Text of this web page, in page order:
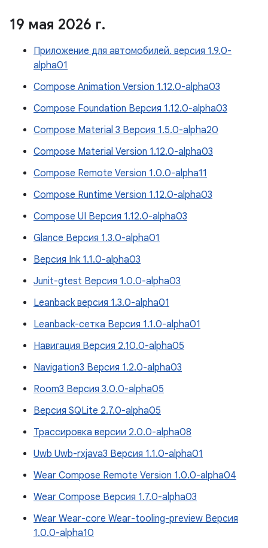
19 мая 2026 г.
Приложение для автомобилей, версия 1.9.0-
alpha01
Compose Animation Version 1.12.0-alpha03
Compose Foundation Версия 1.12.0-alpha03
Compose Material 3 Версия 1.5.0-alpha20
Compose Material Version 1.12.0-alpha03
Compose Remote Version 1.0.0-alpha11
Compose Runtime Version 1.12.0-alpha03
Compose UI Версия 1.12.0-alpha03
Glance Версия 1.3.0-alpha01
Версия Ink 1.1.0-alpha03
Junit-gtest Версия 1.0.0-alpha03
Leanback версия 1.3.0-alpha01
Leanback-сетка Версия 1.1.0-alpha01
Навигация Версия 2.10.0-alpha05
Navigation3 Версия 1.2.0-alpha03
Room3 Версия 3.0.0-alpha05
Версия SQLite 2.7.0-alpha05
Трассировка версии 2.0.0-alpha08
Uwb Uwb-rxjava3 Версия 1.1.0-alpha01
Wear Compose Remote Version 1.0.0-alpha04
Wear Compose Версия 1.7.0-alpha03
Wear Wear-core Wear-tooling-preview Версия
1.0.0-alpha10